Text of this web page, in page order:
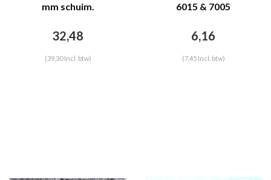
mm schuim.
32,48
(39,30 Incl. btw)
6015 & 7005
6,16
(7,45 Incl. btw)